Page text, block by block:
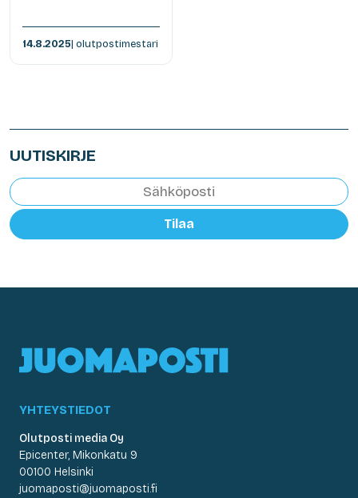
14.8.2025| olutpostimestari
UUTISKIRJE
Tilaa
YHTEYSTIEDOT
Olutposti media Oy
Epicenter, Mikonkatu 9
00100 Helsinki
juomaposti@juomaposti.fi